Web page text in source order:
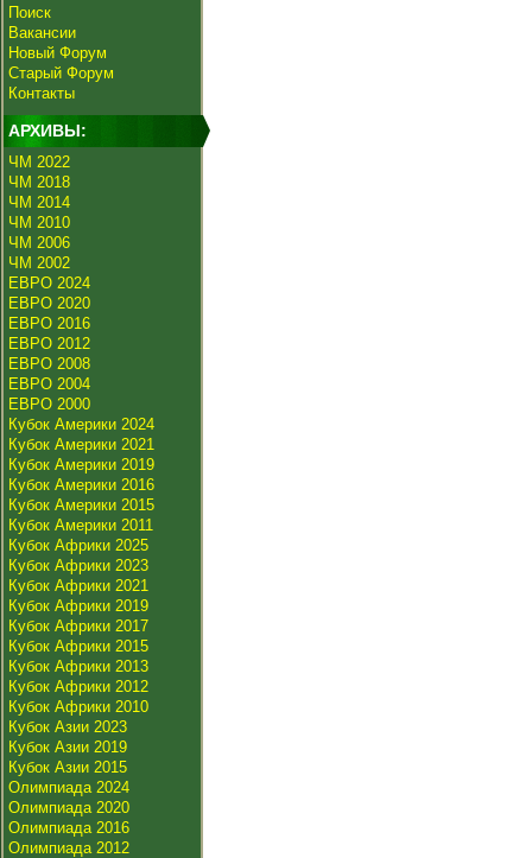
Поиск
Вакансии
Новый Форум
Старый Форум
Контакты
АРХИВЫ:
ЧМ 2022
ЧМ 2018
ЧМ 2014
ЧМ 2010
ЧМ 2006
ЧМ 2002
ЕВРО 2024
ЕВРО 2020
ЕВРО 2016
ЕВРО 2012
ЕВРО 2008
ЕВРО 2004
ЕВРО 2000
Кубок Америки 2024
Кубок Америки 2021
Кубок Америки 2019
Кубок Америки 2016
Кубок Америки 2015
Кубок Америки 2011
Кубок Африки 2025
Кубок Африки 2023
Кубок Африки 2021
Кубок Африки 2019
Кубок Африки 2017
Кубок Африки 2015
Кубок Африки 2013
Кубок Африки 2012
Кубок Африки 2010
Кубок Азии 2023
Кубок Азии 2019
Кубок Азии 2015
Олимпиада 2024
Олимпиада 2020
Олимпиада 2016
Олимпиада 2012